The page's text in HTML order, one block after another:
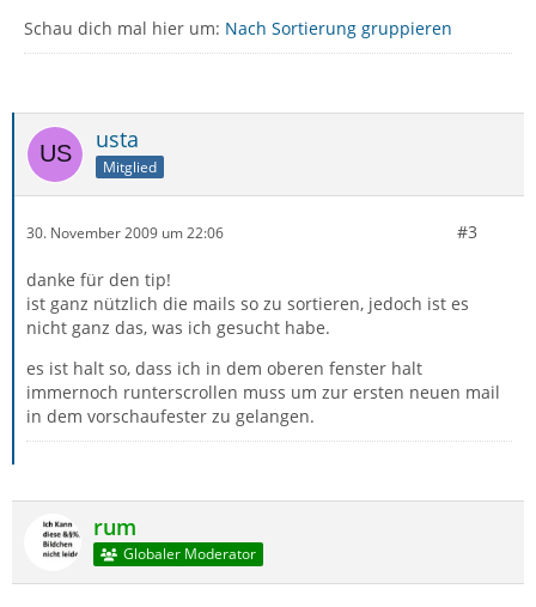
Schau dich mal hier um: Nach Sortierung gruppieren
usta
Mitglied
30. November 2009 um 22:06 #3
danke für den tip!
ist ganz nützlich die mails so zu sortieren, jedoch ist es
nicht ganz das, was ich gesucht habe.
es ist halt so, dass ich in dem oberen fenster halt
immernoch runterscrollen muss um zur ersten neuen mail
in dem vorschaufester zu gelangen.
rum
Globaler Moderator